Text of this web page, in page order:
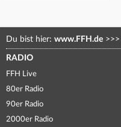
Du bist hier: www.FFH.de >>>
RADIO
FFH Live
80er Radio
90er Radio
2000er Radio